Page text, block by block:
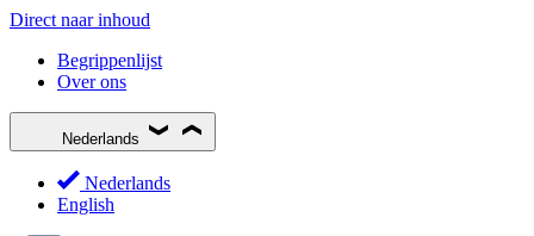
Direct naar inhoud
Begrippenlijst
Over ons
Nederlands
Nederlands
English